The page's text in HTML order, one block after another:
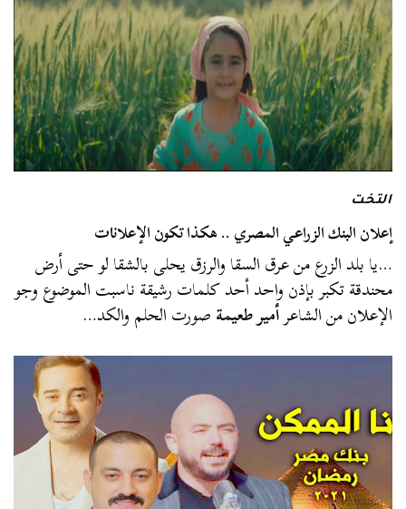
التخت
إعلان البنك الزراعي المصري .. هكذا تكون الإعلانات
…يا بلد الزرع من عرق السقا والرزق يحلى بالشقا لو حتى أرض
محندقة تكبر بإذن واحد أحد كلمات رشيقة ناسبت الموضوع وجو
الإعلان من الشاعرأمير طعيمةصورت الحلم والكد…